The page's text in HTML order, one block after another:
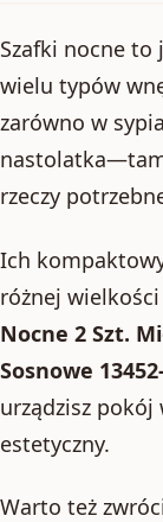
Szafki nocne
wielu typów
zarówno w
rzeczy
Ich
różnej
Nocne 2 Szt.
Sosnowe
urządzisz
estetyczny.
Warto też